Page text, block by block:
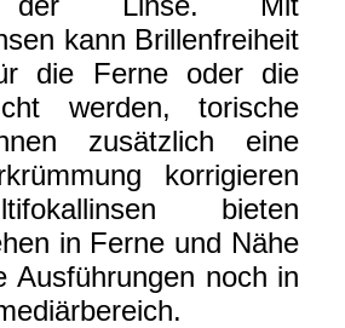
kann Brillenfreiheit
die Ferne oder die
werden, torische
zusätzlich eine
korrigieren
bieten
in Ferne und Nähe
Ausführungen noch in